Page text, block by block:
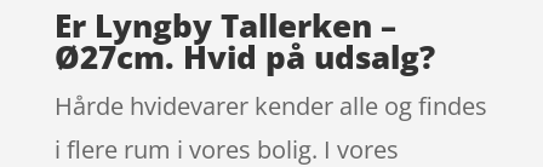
Er Lyngby Tallerken –
Ø27cm. Hvid på udsalg?
Hårde hvidevarer kender alle og findes
i flere rum i vores bolig. I vores